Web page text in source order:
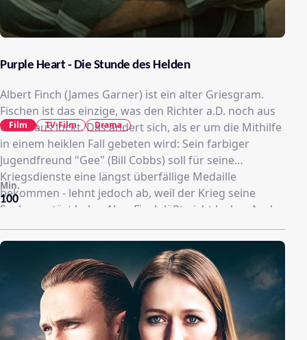
Purple Heart - Die Stunde des Helden
Albert Finch (James Garner) ist ein alter Griesgram.
Fischen ist das einzige, was den Richter a.D. noch aus
dem Haus lockt. Das ändert sich, als er um die Mithilfe
in einem heiklen Fall gebeten wird: Sein farbiger
Jugendfreund "Gee" (Bill Cobbs) soll für seine
Kriegsdienste eine längst überfällige Medaille
bekommen - lehnt jedoch ab, weil der Krieg seine
Seele zerstört habe. Aber Finch läßt nicht locker. Auch
er hat etwas wiedergutzumachen. Daß er Gee einst die
Freundschaft kündigte, hat er mehr als einmal bereut.
100
Min.
Film TV-Film Drama